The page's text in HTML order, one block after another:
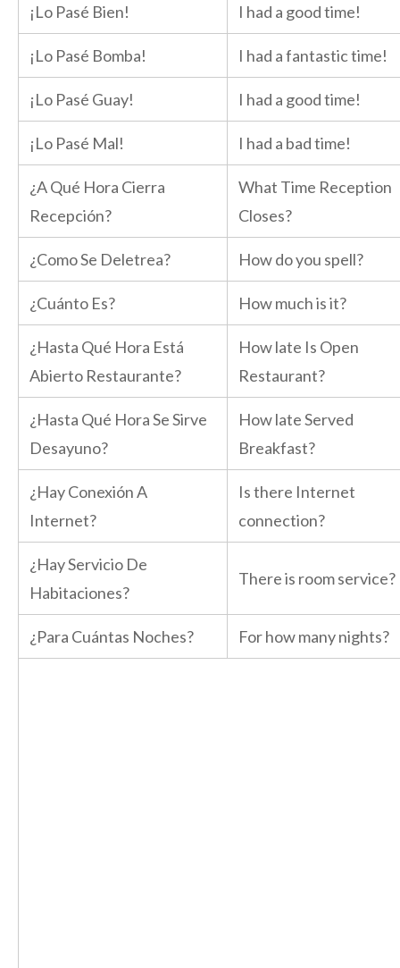
¡Lo Pasé Bien! I had a good time!
¡Lo Pasé Bomba! I had a fantastic time!
¡Lo Pasé Guay! I had a good time!
¡Lo Pasé Mal! I had a bad time!
¿A Qué Hora Cierra
Recepción?
What Time Reception
Closes?
¿Como Se Deletrea? How do you spell?
¿Cuánto Es? How much is it?
¿Hasta Qué Hora Está
Abierto Restaurante?
How late Is Open
Restaurant?
¿Hasta Qué Hora Se Sirve
Desayuno?
How late Served
Breakfast?
¿Hay Conexión A
Internet?
Is there Internet
connection?
¿Hay Servicio De
Habitaciones?
There is room service?
¿Para Cuántas Noches? For how many nights?